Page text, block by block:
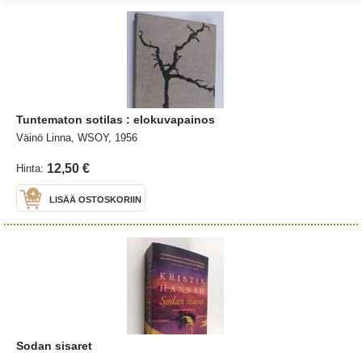
Tuntematon sotilas : elokuvapainos
Väinö Linna, WSOY, 1956
Hinta: 12,50 €
LISÄÄ OSTOSKORIIN
Sodan sisaret